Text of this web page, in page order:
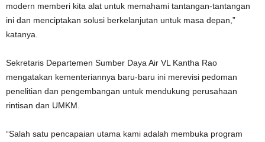
modern memberi kita alat untuk memahami tantangan-tantangan
ini dan menciptakan solusi berkelanjutan untuk masa depan,”
katanya.
Sekretaris Departemen Sumber Daya Air VL Kantha Rao
mengatakan kementeriannya baru-baru ini merevisi pedoman
penelitian dan pengembangan untuk mendukung perusahaan
rintisan dan UMKM.
“Salah satu pencapaian utama kami adalah membuka program